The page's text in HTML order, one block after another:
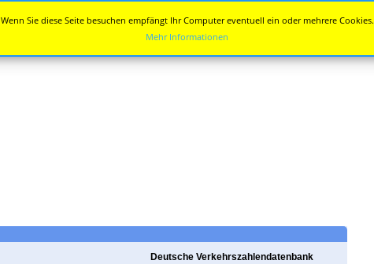
Deutsche Verkehrszahlendatenbank
Wenn Sie diese Seite besuchen empfängt Ihr Computer eventuell ein oder mehrere Cookies.
Mehr Informationen